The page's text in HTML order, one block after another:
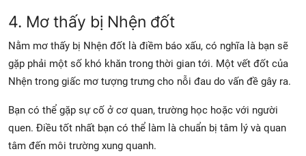
4. Mơ thấy bị Nhện đốt
Nằm mơ thấy bị Nhện đốt là điềm báo xấu, có nghĩa là bạn sẽ
gặp phải một số khó khăn trong thời gian tới. Một vết đốt của
Nhện trong giấc mơ tượng trưng cho nỗi đau do vấn đề gây ra.
Bạn có thể gặp sự cố ở cơ quan, trường học hoặc với người
quen. Điều tốt nhất bạn có thể làm là chuẩn bị tâm lý và quan
tâm đến môi trường xung quanh.